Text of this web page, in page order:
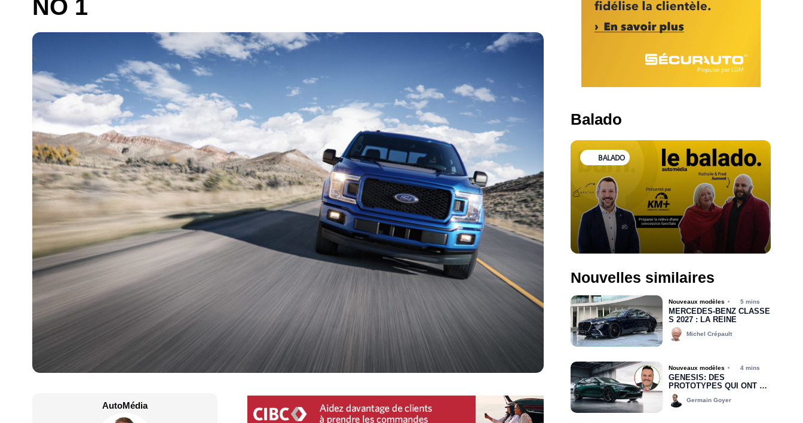
NO 1
AutoMédia
Balado
BALADO
Nouvelles similaires
Nouveaux modèles 5 mins
MERCEDES-BENZ CLASSE
S 2027 : LA REINE
Michel Crépault
Nouveaux modèles 4 mins
GENESIS: DES
PROTOTYPES QUI ONT UN
IMPACT CONCRET POUR
LES DISTRIBUTEURS DU
Germain Goyer